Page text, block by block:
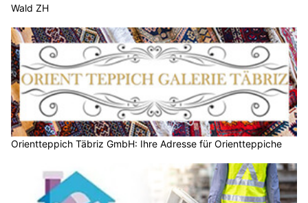
Wald ZH
Orientteppich Täbriz GmbH: Ihre Adresse für Orientteppiche